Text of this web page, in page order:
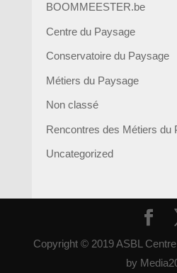
BOOMMEESTER.be
Centre du Paysage
Conservatoire du Paysage
Métiers du Paysage
Non classé
Rencontres des Métiers du
Uncategorized
Copyright © 2019 ASBL
by